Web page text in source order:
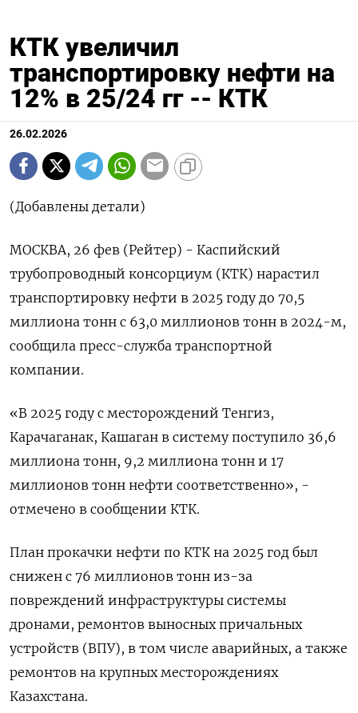
КТК увеличил
транспортировку нефти на
12% в 25/24 гг -- КТК
26.02.2026
(Добавлены детали)
МОСКВА, 26 фев (Рейтер) - Каспийский
трубопроводный консорциум (КТК) нарастил
транспортировку нефти в 2025 году ‌до 70,5
миллиона тонн с 63,0 миллионов тонн в 2024-м,
сообщила пресс-служба транспортной ​
компании.
«В ​2025 ​году с месторождений ⁠Тенгиз,
Карачаганак, Кашаган ‌в систему поступило ‌36,6
миллиона тонн, 9,2 миллиона тонн и ​17
миллионов тонн нефти ‌соответственно», -
отмечено в сообщении КТК.
План ​прокачки нефти по КТК на ‌2025 год был
снижен с 76 миллионов тонн из-за
повреждений инфраструктуры ​системы ​
дронами, ремонтов ‌выносных причальных
устройств (ВПУ), в том ​числе аварийных, а также
ремонтов на крупных месторождениях
Казахстана.